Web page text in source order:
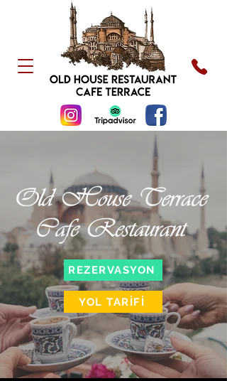
REZERVASYON
YOL TARİFİ